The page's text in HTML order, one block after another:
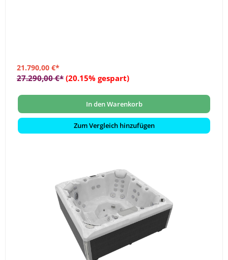
21.790,00 €*
27.290,00 €* (20.15% gespart)
In den Warenkorb
Zum Vergleich hinzufügen